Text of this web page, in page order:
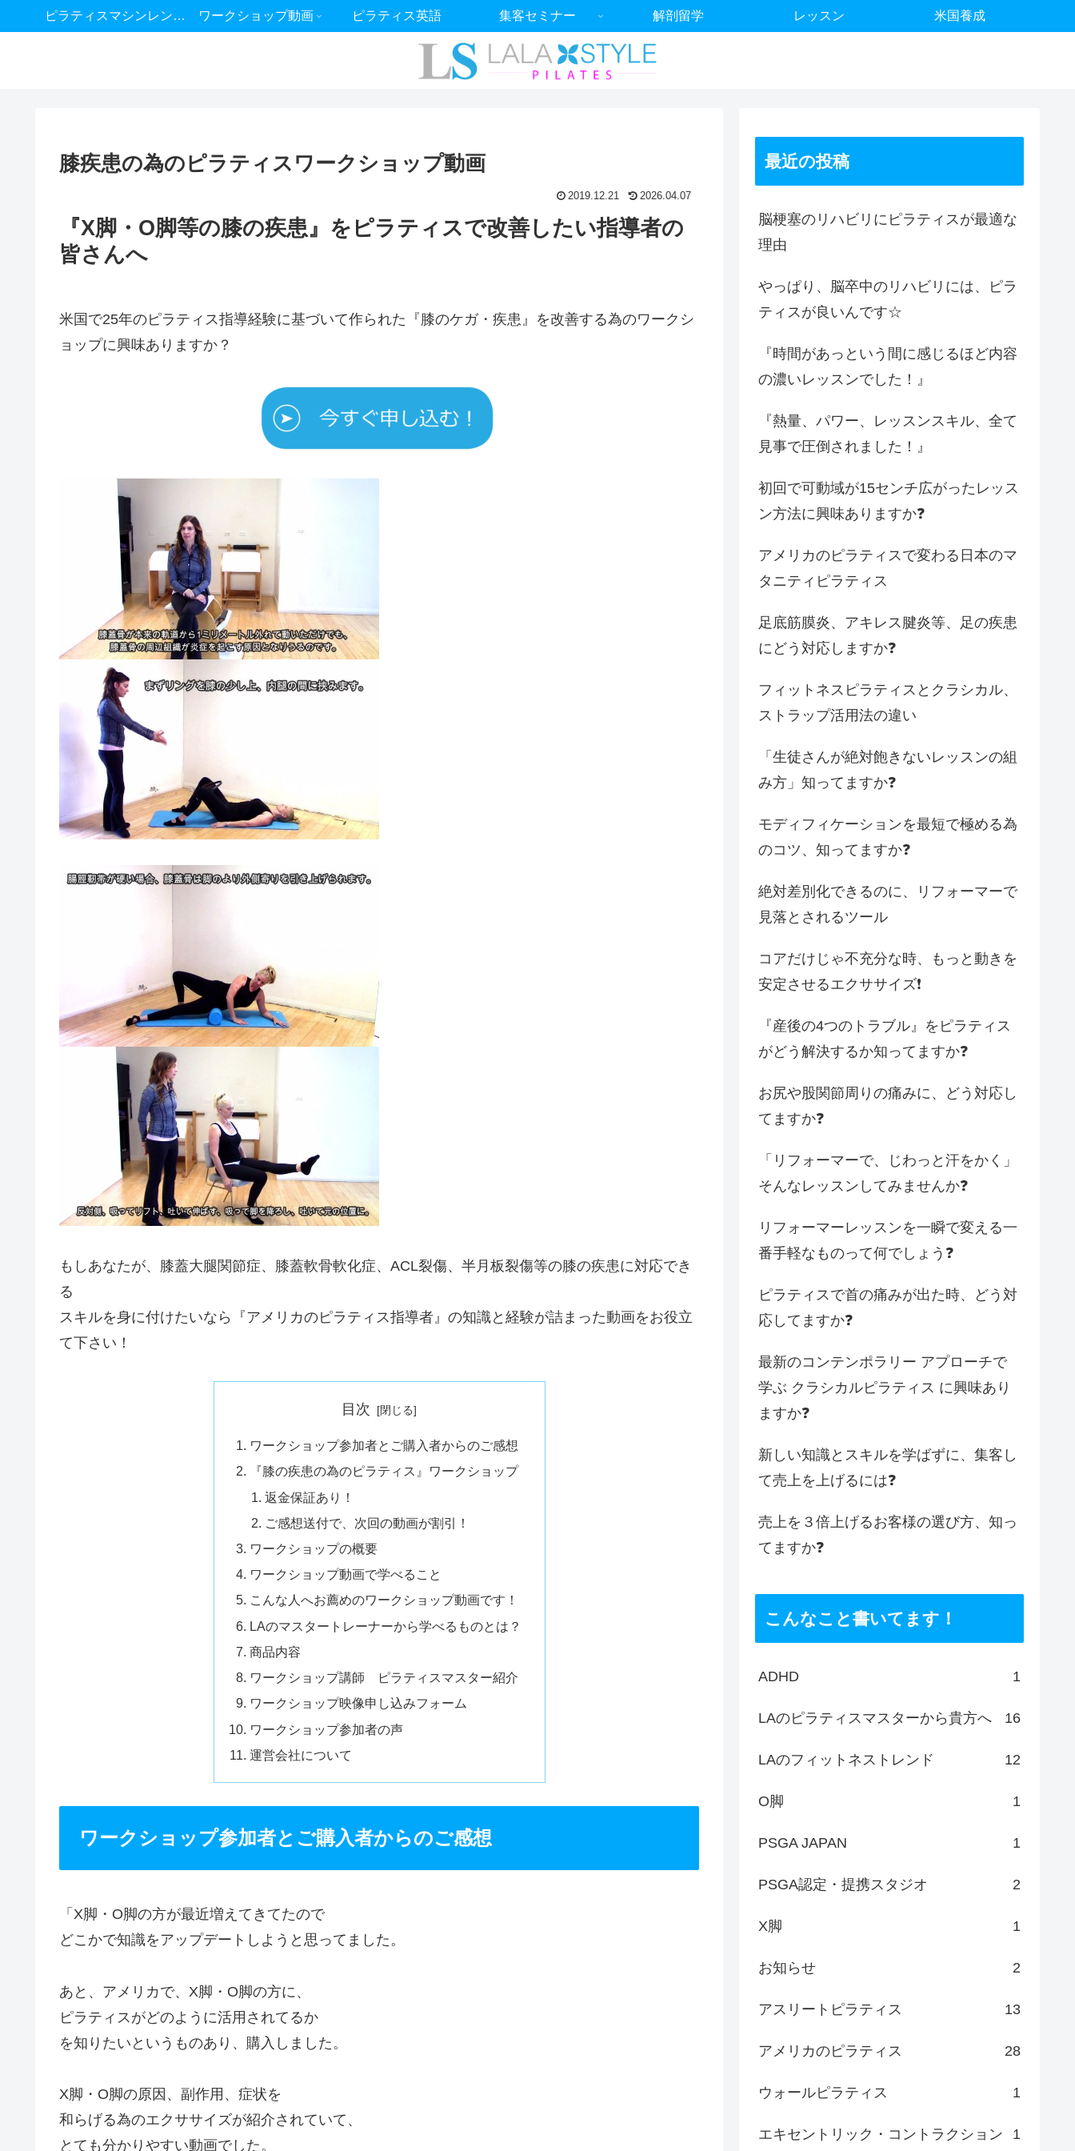
ピラティスマシンレンタル ワークショップ動画 ピラティス英語 集客セミナー 解剖留学 レッスン 米国養成
膝疾患の為のピラティスワークショップ動画
2019.12.21 2026.04.07
『X脚・O脚等の膝の疾患』をピラティスで改善したい指導者の
皆さんへ
米国で25年のピラティス指導経験に基づいて作られた『膝のケガ・疾患』を改善する為のワークシ
ョップに興味ありますか？
もしあなたが、膝蓋大腿関節症、膝蓋軟骨軟化症、ACL裂傷、半月板裂傷等の膝の疾患に対応でき
る
スキルを身に付けたいなら『アメリカのピラティス指導者』の知識と経験が詰まった動画をお役立
て下さい！
目次
ワークショップ参加者とご購入者からのご感想
『膝の疾患の為のピラティス』ワークショップ
返金保証あり！
ご感想送付で、次回の動画が割引！
ワークショップの概要
ワークショップ動画で学べること
こんな人へお薦めのワークショップ動画です！
LAのマスタートレーナーから学べるものとは？
商品内容
ワークショップ講師 ピラティスマスター紹介
ワークショップ映像申し込みフォーム
ワークショップ参加者の声
運営会社について
ワークショップ参加者とご購入者からのご感想
「X脚・O脚の方が最近増えてきてたので
どこかで知識をアップデートしようと思ってました。
あと、アメリカで、X脚・O脚の方に、
ピラティスがどのように活用されてるか
を知りたいというものあり、購入しました。
X脚・O脚の原因、副作用、症状を
和らげる為のエクササイズが紹介されていて、
とても分かりやすい動画でした。
最近の投稿
脳梗塞のリハビリにピラティスが最適な
理由
やっぱり、脳卒中のリハビリには、ピラ
ティスが良いんです☆
『時間があっという間に感じるほど内容
の濃いレッスンでした！』
『熱量、パワー、レッスンスキル、全て
見事で圧倒されました！』
初回で可動域が15センチ広がったレッス
ン方法に興味ありますか❓
アメリカのピラティスで変わる日本のマ
タニティピラティス
足底筋膜炎、アキレス腱炎等、足の疾患
にどう対応しますか❓
フィットネスピラティスとクラシカル、
ストラップ活用法の違い
「生徒さんが絶対飽きないレッスンの組
み方」知ってますか❓
モディフィケーションを最短で極める為
のコツ、知ってますか❓
絶対差別化できるのに、リフォーマーで
見落とされるツール
コアだけじゃ不充分な時、もっと動きを
安定させるエクササイズ❗️
『産後の4つのトラブル』をピラティス
がどう解決するか知ってますか❓
お尻や股関節周りの痛みに、どう対応し
てますか❓
「リフォーマーで、じわっと汗をかく」
そんなレッスンしてみませんか❓
リフォーマーレッスンを一瞬で変える一
番手軽なものって何でしょう❓
ピラティスで首の痛みが出た時、どう対
応してますか❓
最新のコンテンポラリー アプローチで
学ぶ クラシカルピラティス に興味あり
ますか❓
新しい知識とスキルを学ばずに、集客し
て売上を上げるには❓
売上を３倍上げるお客様の選び方、知っ
てますか❓
こんなこと書いてます！
ADHD 1
LAのピラティスマスターから貴方へ 16
LAのフィットネストレンド 12
O脚 1
PSGA JAPAN 1
PSGA認定・提携スタジオ 2
X脚 1
お知らせ 2
アスリートピラティス 13
アメリカのピラティス 28
ウォールピラティス 1
エキセントリック・コントラクション 1